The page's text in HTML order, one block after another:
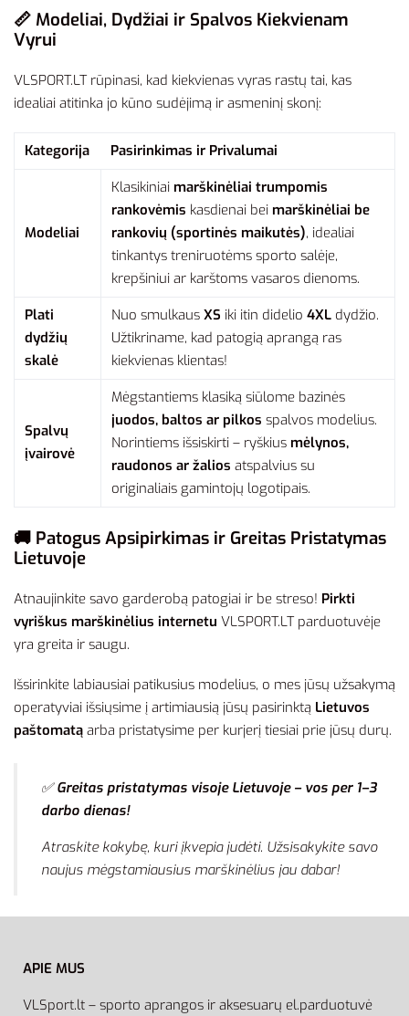
📏 Modeliai, Dydžiai ir Spalvos Kiekvienam
Vyrui
VLSPORT.LT rūpinasi, kad kiekvienas vyras rastų tai, kas
idealiai atitinka jo kūno sudėjimą ir asmeninį skonį:
Kategorija Pasirinkimas ir Privalumai
Modeliai
Klasikiniai marškinėliai trumpomis
rankovėmis kasdienai bei marškinėliai be
rankovių (sportinės maikutės), idealiai
tinkantys treniruotėms sporto salėje,
krepšiniui ar karštoms vasaros dienoms.
Plati
dydžių
skalė
Nuo smulkausXS iki itin didelio4XL dydžio.
Užtikriname, kad patogią aprangą ras
kiekvienas klientas!
Spalvų
įvairovė
Mėgstantiems klasiką siūlome bazinės
juodos, baltos ar pilkos spalvos modelius.
Norintiems išsiskirti – ryškius mėlynos,
raudonos ar žalios atspalvius su
originaliais gamintojų logotipais.
🚚 Patogus Apsipirkimas ir Greitas Pristatymas
Lietuvoje
Atnaujinkite savo garderobą patogiai ir be streso! Pirkti
vyriškus marškinėlius internetu VLSPORT.LT parduotuvėje
yra greita ir saugu.
Išsirinkite labiausiai patikusius modelius, o mes jūsų užsakymą
operatyviai išsiųsime į artimiausią jūsų pasirinktą Lietuvos
paštomatą arba pristatysime per kurjerį tiesiai prie jūsų durų.
✅Greitas pristatymas visoje Lietuvoje – vos per 1–3
darbo dienas!
Atraskite kokybę, kuri įkvepia judėti. Užsisakykite savo
naujus mėgstamiausius marškinėlius jau dabar!
APIE MUS
VLSport.lt – sporto aprangos ir aksesuarų el.parduotuvė